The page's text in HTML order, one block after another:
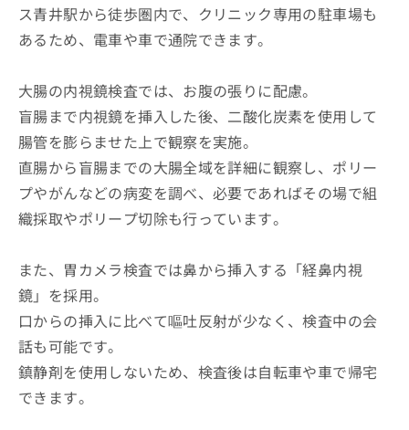
ス青井駅から徒歩圏内で、クリニック専用の駐車場も
あるため、電車や車で通院できます。
大腸の内視鏡検査では、お腹の張りに配慮。
盲腸まで内視鏡を挿入した後、二酸化炭素を使用して
腸管を膨らませた上で観察を実施。
直腸から盲腸までの大腸全域を詳細に観察し、ポリー
プやがんなどの病変を調べ、必要であればその場で組
織採取やポリープ切除も行っています。
また、胃カメラ検査では鼻から挿入する「経鼻内視
鏡」を採用。
口からの挿入に比べて嘔吐反射が少なく、検査中の会
話も可能です。
鎮静剤を使用しないため、検査後は自転車や車で帰宅
できます。